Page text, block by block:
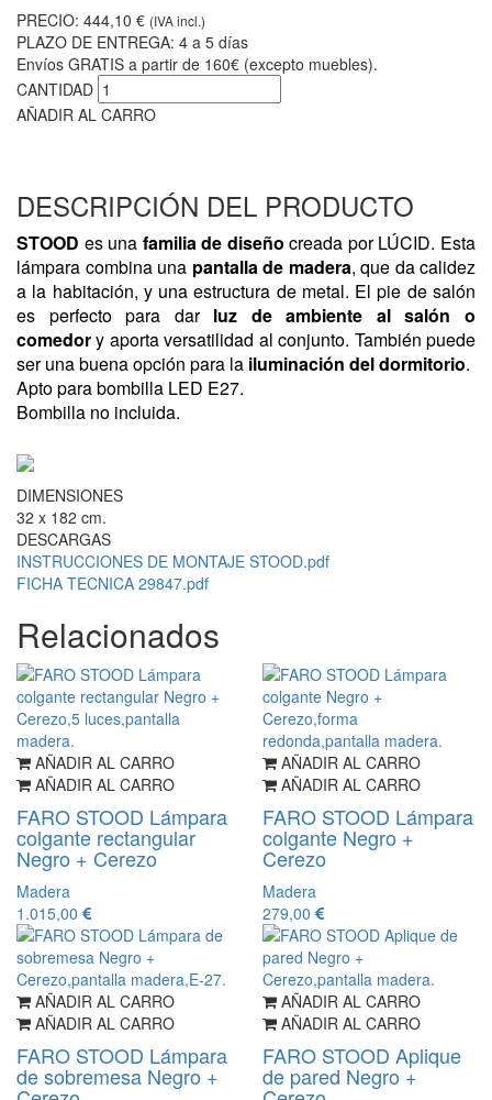
PRECIO: 444,10 € (IVA incl.)
PLAZO DE ENTREGA: 4 a 5 días
Envíos GRATIS a partir de 160€ (excepto muebles).
CANTIDAD
AÑADIR AL CARRO
DESCRIPCIÓN DEL PRODUCTO
STOOD es una familia de diseño creada por LÚCID. Esta
lámpara combina una pantalla de madera, que da calidez
a la habitación, y una estructura de metal. El pie de salón
es perfecto para dar luz de ambiente al salón o
comedory aporta versatilidad al conjunto. También puede
ser una buena opción para la iluminación del dormitorio.
Apto para bombilla LED E27.
Bombilla no incluida.
DIMENSIONES
32 x 182 cm.
DESCARGAS
INSTRUCCIONES DE MONTAJE STOOD.pdf
FICHA TECNICA 29847.pdf
Relacionados
AÑADIR AL CARRO
AÑADIR AL CARRO
FARO STOOD Lámpara
colgante rectangular
Negro + Cerezo
Madera
1.015,00
AÑADIR AL CARRO
AÑADIR AL CARRO
FARO STOOD Lámpara
colgante Negro +
Cerezo
Madera
279,00
AÑADIR AL CARRO
AÑADIR AL CARRO
FARO STOOD Lámpara
de sobremesa Negro +
AÑADIR AL CARRO
AÑADIR AL CARRO
FARO STOOD Aplique
de pared Negro +